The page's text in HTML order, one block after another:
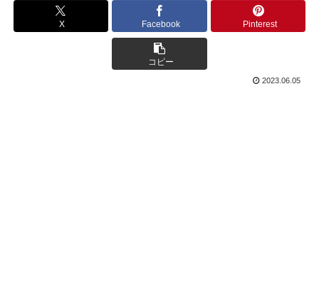
X Facebook Pinterest
コピー
2023.06.05